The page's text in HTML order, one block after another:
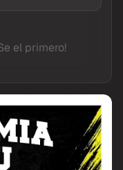
el primero!